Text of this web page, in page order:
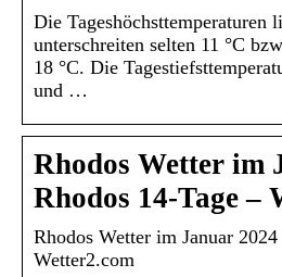
Die Tageshöchsttemperaturen
unterschreiten selten 11 °C
18 °C. Die
und …
Rhodos Wetter im
Rhodos 14-Tage –
Rhodos Wetter im Januar
Wetter2.com